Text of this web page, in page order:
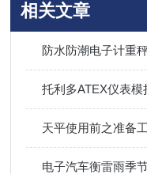
相关文章
防水防潮电子计重
托利多ATEX仪表
天平使用前之准备
电子汽车衡雷雨季